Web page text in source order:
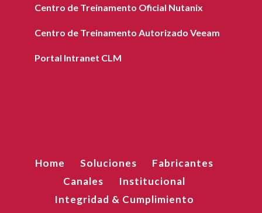
Centro de Treinamento Oficial Nutanix
Centro de Treinamento Autorizado Veeam
Portal Intranet CLM
Home Soluciones
Fabricantes
Canales
Institucional
Integridad & Cumplimiento